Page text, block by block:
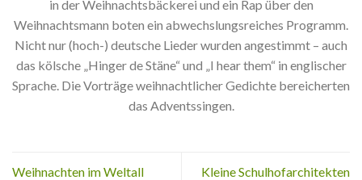
in der Weihnachtsbäckerei und ein Rap über den
Weihnachtsmann boten ein abwechslungsreiches Programm.
Nicht nur (hoch-) deutsche Lieder wurden angestimmt – auch
das kölsche „Hinger de Stäne“ und „I hear them“ in englischer
Sprache. Die Vorträge weihnachtlicher Gedichte bereicherten
das Adventssingen.
Weihnachten im Weltall Kleine Schulhofarchitekten